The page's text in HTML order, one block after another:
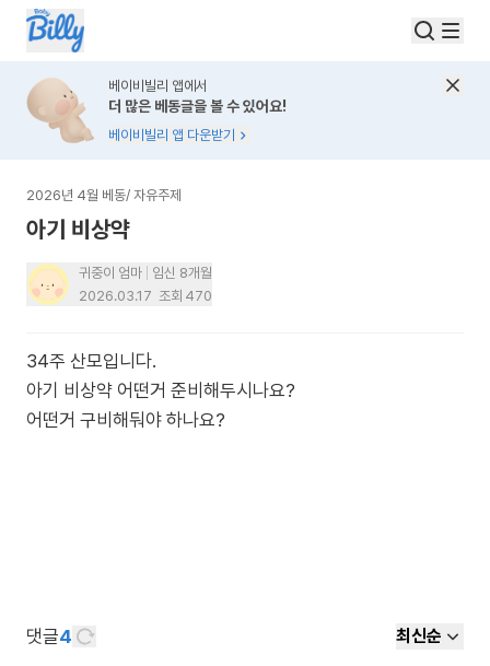
베이비빌리 앱에서
더 많은 베동글을 볼 수 있어요!
베이비빌리 앱 다운받기
2026년 4월 베동/ 자유주제
아기 비상약
귀중이 엄마
임신 8개월
2026.03.17 조회 470
34주 산모입니다.
아기 비상약 어떤거 준비해두시나요?
어떤거 구비해둬야 하나요?
댓글4 최신순